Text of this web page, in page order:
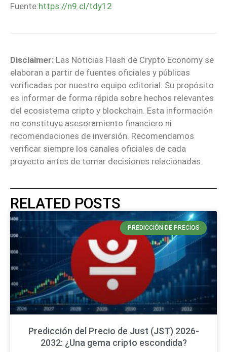
Fuente:https://n9.cl/tdy12
Disclaimer: Las Noticias Flash de Crypto Economy se
elaboran a partir de fuentes oficiales y públicas
verificadas por nuestro equipo editorial. Su propósito
es informar de forma rápida sobre hechos relevantes
del ecosistema cripto y blockchain. Esta información
no constituye asesoramiento financiero ni
recomendaciones de inversión. Recomendamos
verificar siempre los canales oficiales de cada
proyecto antes de tomar decisiones relacionadas.
RELATED POSTS
PREDICCIÓN DE PRECIOS
Predicción del Precio de Just (JST) 2026-
2032: ¿Una gema cripto escondida?